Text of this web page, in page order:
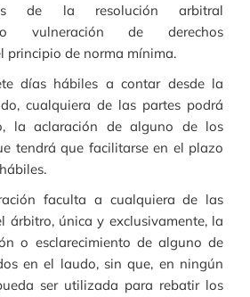
de la resolución arbitral
o vulneración de derechos
principio de norma mínima.
días hábiles a contar desde la
cualquiera de las partes podrá
la aclaración de alguno de los
tendrá que facilitarse en el plazo
faculta a cualquiera de las
árbitro, única y exclusivamente, la
o esclarecimiento de alguno de
en el laudo, sin que, en ningún
ser utilizada para rebatir los